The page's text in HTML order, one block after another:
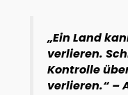
„Ein Land
verlieren.
Kontrolle
verlieren.“–